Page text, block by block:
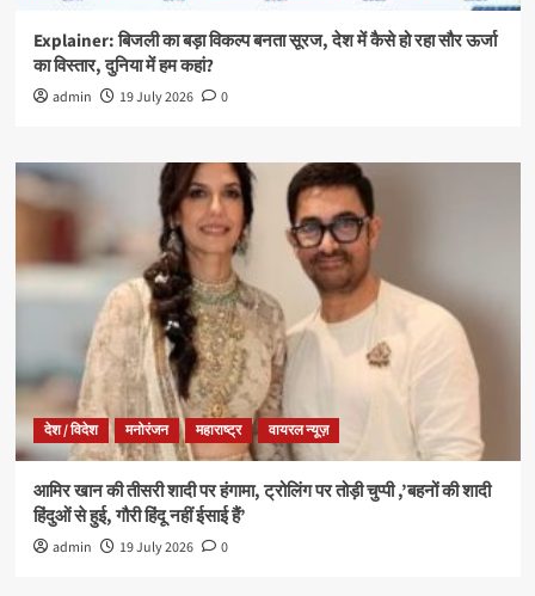
Explainer: बिजली का बड़ा विकल्प बनता सूरज, देश में कैसे हो रहा सौर ऊर्जा
का विस्तार, दुनिया में हम कहां?
admin 19 July 2026 0
देश / विदेश मनोरंजन महाराष्ट्र वायरल न्यूज़
आमिर खान की तीसरी शादी पर हंगामा, ट्रोलिंग पर तोड़ी चुप्पी ,’बहनों की शादी
हिंदुओं से हुई, गौरी हिंदू नहीं ईसाई हैं’
admin 19 July 2026 0